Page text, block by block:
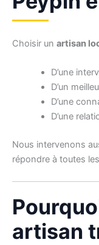
Choisir un artisan
D’une
D’un
D’une
D’une
Nous intervenons
répondre à toutes
artisan